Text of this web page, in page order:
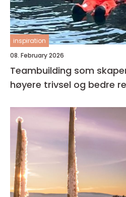
inspiration
08. February 2026
Teambuilding som
høyere trivsel og bedre